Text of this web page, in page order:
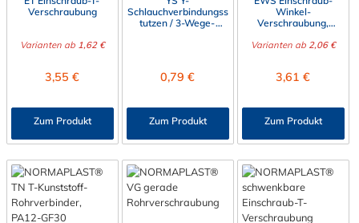
Verschraubung
Varianten ab1,62 €
Regulärer Preis:
3,55 €
Zum Produkt
Schlauchverbindungss
tutzen / 3-Wege-
Regulärer Preis:
0,79 €
Zum Produkt
Winkel-
Verschraubung,
Varianten ab2,06 €
Regulärer Preis:
3,61 €
Zum Produkt